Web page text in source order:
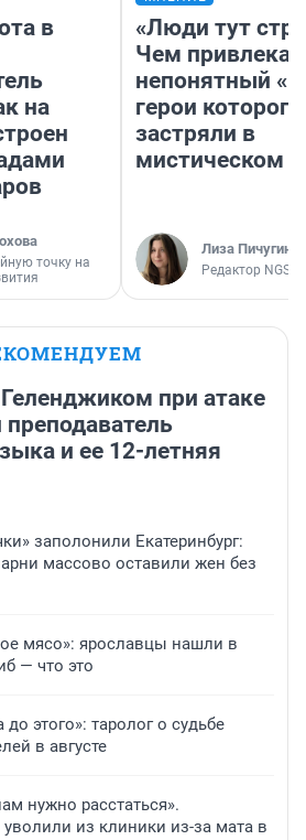
в
на
точку на
«Люди тут
Чем
непонятный
герои которого
застряли в
мистическом
Лиза Пичугина
Редактор
при атаке
и ее 12-летняя
заполонили Екатеринбург:
массово оставили жен без
мясо»: ярославцы нашли в
— что это
этого»: таролог о судьбе
в августе
нужно расстаться».
из клиники из-за мата в